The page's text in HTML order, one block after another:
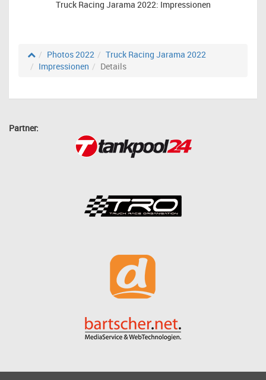
Truck Racing Jarama 2022: Impressionen
Photos 2022
Truck Racing Jarama 2022
Impressionen
Details
Partner: